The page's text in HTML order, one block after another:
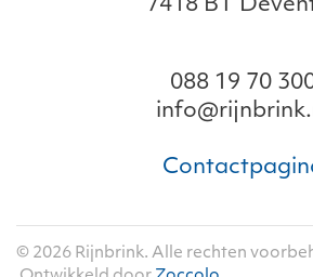
7418 BT
088 19 70
© 2026 Rijnbrink. Alle rechten